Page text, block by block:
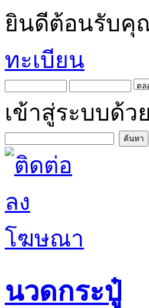
ยินดีต้อนรับคุ
ทะเบียน
เข้าสู่ระบบด้ว
นวดกระปู๋